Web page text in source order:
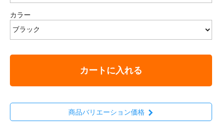
カラー
カートに入れる
商品バリエーション価格